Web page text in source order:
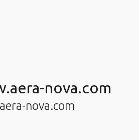
nova.com
nova.com